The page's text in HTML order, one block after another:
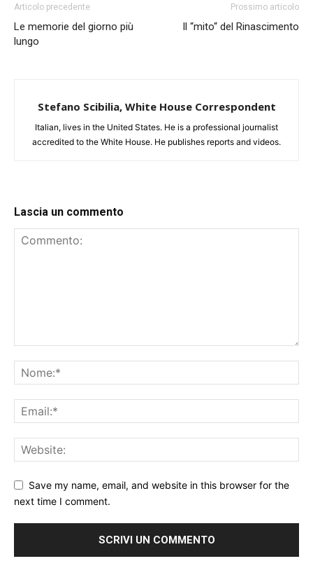
Articolo precedente
Le memorie del giorno più
lungo
Prossimo articolo
Il “mito“ del Rinascimento
Stefano Scibilia, White House Correspondent
Italian, lives in the United States. He is a professional journalist
accredited to the White House. He publishes reports and videos.
Lascia un commento
Save my name, email, and website in this browser for the
next time I comment.